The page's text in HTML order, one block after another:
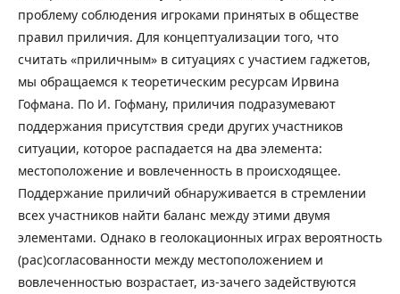
проблему соблюдения игроками принятых в обществе
правил приличия. Для концептуализации того, что
считать «приличным» в ситуациях с участием гаджетов,
мы обращаемся к теоретическим ресурсам Ирвина
Гофмана. По И. Гофману, приличия подразумевают
поддержания присутствия среди других участников
ситуации, которое распадается на два элемента:
местоположение и вовлеченность в происходящее.
Поддержание приличий обнаруживается в стремлении
всех участников найти баланс между этими двумя
элементами. Однако в геолокационных играх вероятность
(рас)согласованности между местоположением и
вовлеченностью возрастает, из-зачего задействуются